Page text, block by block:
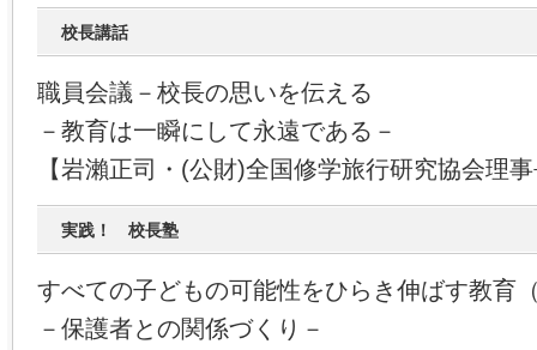
校長講話
職員会議－校長の思いを伝える
－教育は一瞬にして永遠である－
【岩瀨正司・(公財)全国修学旅行研究協会理
実践！ 校長塾
すべての子どもの可能性をひらき伸ばす教育
－保護者との関係づくり－